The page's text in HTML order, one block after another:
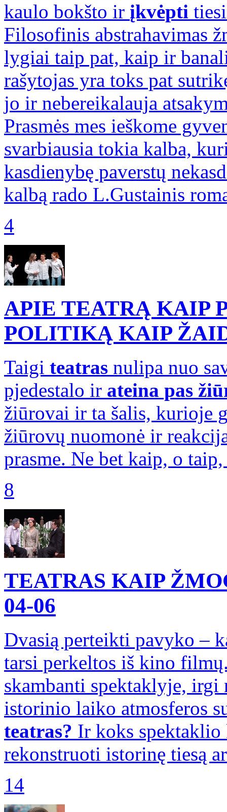
kaulo bokšto ir įkvėpti
Filosofinis abstrahavimas
lygiai taip pat, kaip ir
rašytojas yra toks pat
jo ir nebereikalauja
Prasmės mes ieškome
svarbiausia tokia kalba,
kasdienybę paverstų
kalbą rado L.Gustainis
4
APIE TEATRĄ KAIP
POLITIKĄ KAIP
Taigi teatras nulipa nuo
pjedestalo ir ateina pas
žiūrovai ir ta šalis, kurioje
žiūrovų nuomonė ir
prasme. Ne bet kaip, o
8
TEATRAS KAIP
04-06
Dvasią perteikti pavyko –
tarsi perkeltos iš kino
skambanti spektaklyje, irgi
istorinio laiko atmosferos
teatras? Ir koks
rekonstruoti istorinę tiesą
14